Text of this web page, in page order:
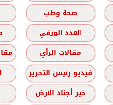
صحة وطب
العدد الورقي
مقالات الرأي
فيديو رئيس التحرير
خير أجناد الأرض